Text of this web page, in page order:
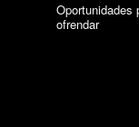
Oportunidades
ofrendar